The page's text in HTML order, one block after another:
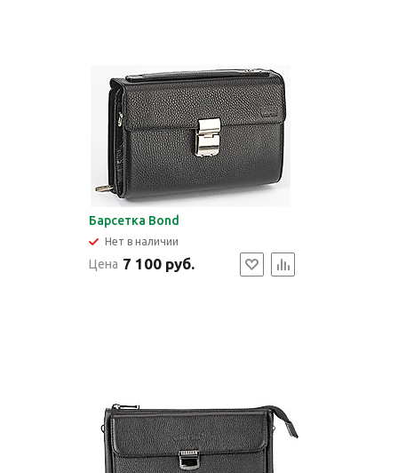
Барсетка Bond
Нет в наличии
Цена 7 100 руб.